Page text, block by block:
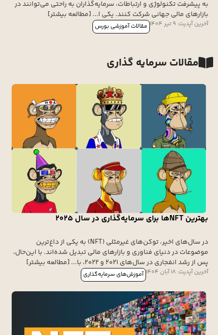
به پیشرفت تکنولوژی و ارتباطات، سرمایه‌گذاران به راحتی می‌توانند در
بازارهای مالی جهانی شرکت کنند. یکی ا... [مطالعه بیشتر]
مقالات آموزشی بورس آخرین آپدیت: 9 تیر 1404
مقالات سرمایه گذاری
بهترین NFTها برای سرمایه‌گذاری در سال ۲۰۲۵
در سال‌های اخیر، توکن‌های غیرمثلی (NFT) به یکی از داغ‌ترین
موضوعات در دنیای فناوری و بازارهای مالی تبدیل شده‌اند. با این‌حال،
پس از رشد انفجاری در سال‌های ۲۰۲۱ و ۲۰۲۲، با... [مطالعه بیشتر]
آموزش‌های سرمایه‌گذاری آخرین آپدیت: 18 آبان 1404